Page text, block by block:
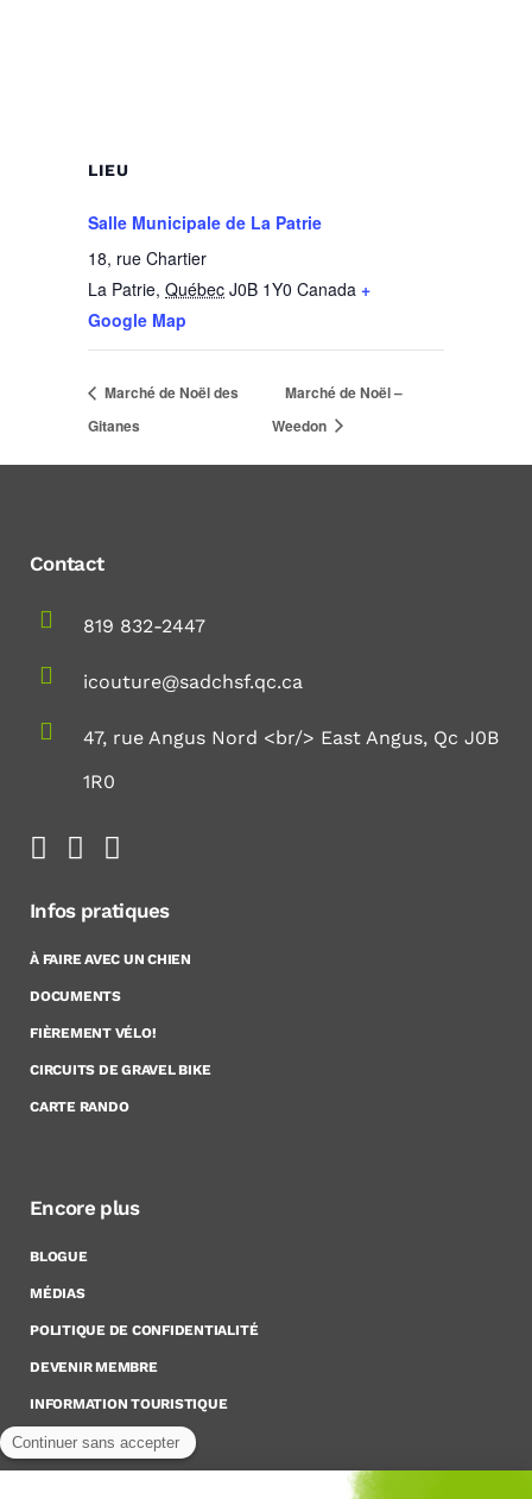
LIEU
Salle Municipale de La Patrie
18, rue Chartier
La Patrie, Québec J0B 1Y0 Canada +
Google Map
Marché de Noël des
Gitanes
Marché de Noël –
Weedon
Contact
819 832-2447
icouture@sadchsf.qc.ca
47, rue Angus Nord <br/> East Angus, Qc J0B
1R0
Infos pratiques
À FAIRE AVEC UN CHIEN
DOCUMENTS
FIÈREMENT VÉLO!
CIRCUITS DE GRAVEL BIKE
CARTE RANDO
Encore plus
BLOGUE
MÉDIAS
POLITIQUE DE CONFIDENTIALITÉ
DEVENIR MEMBRE
INFORMATION TOURISTIQUE